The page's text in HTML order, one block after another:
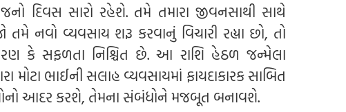
દિવસ સારો રહેશે. તમે તમારા જીવનસાથી સાથે
નવો વ્યવસાય શરૂ કરવાનું વિચારી રહ્યા છો, તો
કે સફળતા નિશ્ચિત છે. આ રાશિ હેઠળ જન્મેલા
મોટા ભાઈની સલાહ વ્યવસાયમાં ફાયદાકારક સાબિત
આદર કરશે, તેમના સંબંધોને મજબૂત બનાવશે.